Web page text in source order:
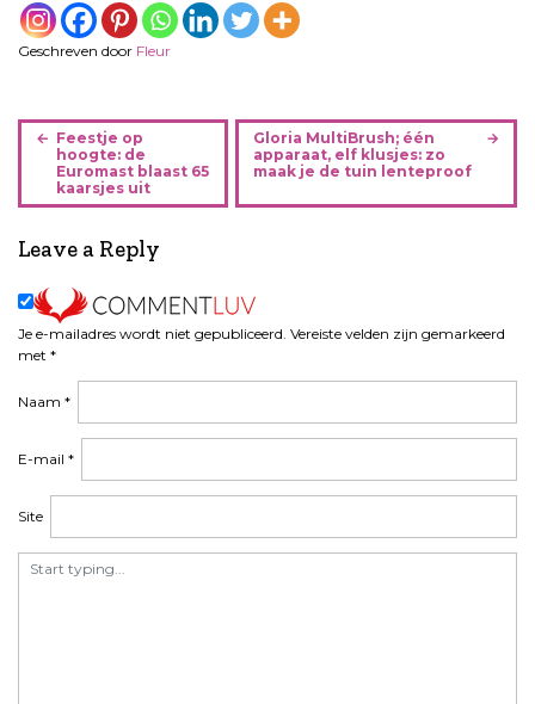
Geschreven door Fleur
B
i
c
h
t
n
a
v
i
t
e
Feestje op
hoogte: de
Euromast blaast 65
kaarsjes uit
Gloria MultiBrush; één
apparaat, elf klusjes: zo
maak je de tuin lenteproof
Leave a Reply
Je e-mailadres wordt niet gepubliceerd. Vereiste velden zijn gemarkeerd
met *
Naam *
E-mail *
Site